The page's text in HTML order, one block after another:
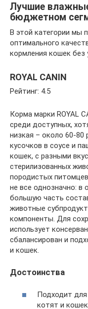
Лучшие
бюджетном
В этой категории мы
оптимального
кормления кошек без
ROYAL CANIN
Рейтинг: 4.5
Корма марки ROYAL
среди доступных,
низкая – около 60-80
кусочков в соусе и
кошек, с разными
стерилизованных
породистых
не все однозначно: в
большую часть
животные
компоненты. Для
использует
сбалансирован и
и кошек.
Достоинства
Подходит
котят и